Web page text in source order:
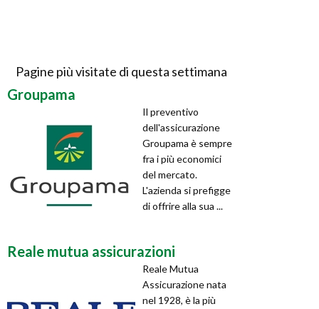
Pagine più visitate di questa settimana
Groupama
Il preventivo
dell'assicurazione
Groupama è sempre
fra i più economici
del mercato.
L'azienda si prefigge
di offrire alla sua ...
Reale mutua assicurazioni
Reale Mutua
Assicurazione nata
nel 1928, è la più